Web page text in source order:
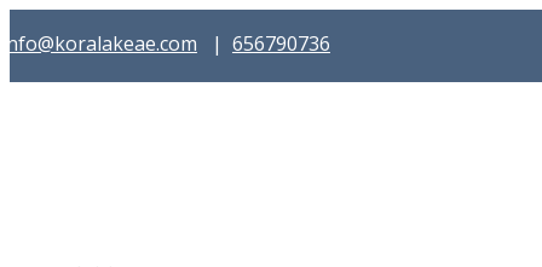
info@koralakeae.com | 656790736